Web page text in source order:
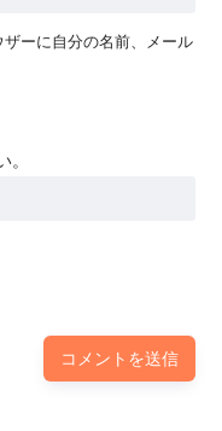
ーに自分の名前、メール